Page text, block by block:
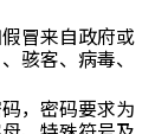
冒来自政府或
骇客、病毒、
，密码要求为